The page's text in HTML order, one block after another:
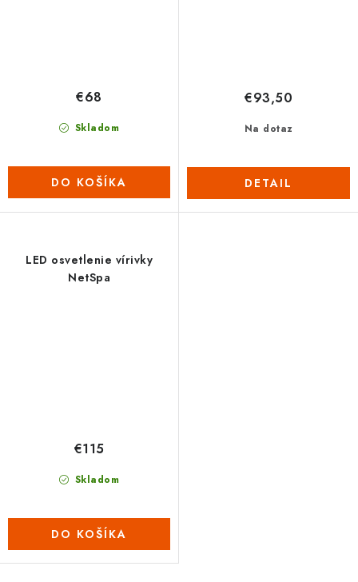
Skladom
€68
DO KOŠÍKA
Na dotaz
€93,50
DETAIL
LED osvetlenie vírivky
NetSpa
Skladom
€115
DO KOŠÍKA